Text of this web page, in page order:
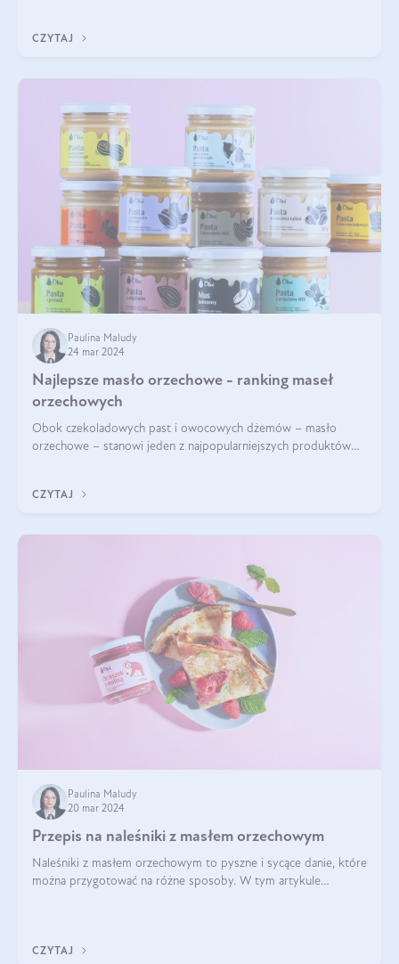
CZYTAJ
Paulina Maludy
24 mar 2024
Najlepsze masło orzechowe - ranking maseł
orzechowych
Obok czekoladowych past i owocowych dżemów – masło
orzechowe – stanowi jeden z najpopularniejszych produktów
CZYTAJ
Paulina Maludy
20 mar 2024
Przepis na naleśniki z masłem orzechowym
Naleśniki z masłem orzechowym to pyszne i sycące danie, które
można przygotować na różne sposoby. W tym artykule
CZYTAJ